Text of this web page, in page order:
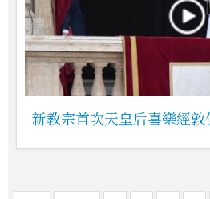
新教宗首次天皇后喜樂經